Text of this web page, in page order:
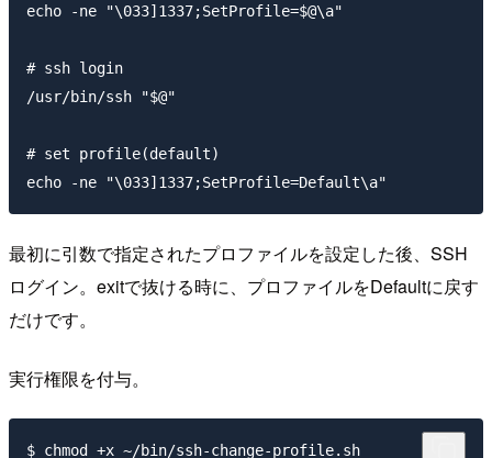
echo -ne "\033]1337;SetProfile=$@\a"
# ssh login
/usr/bin/ssh "$@"
# set profile(default)
echo -ne "\033]1337;SetProfile=Default\a"
最初に引数で指定されたプロファイルを設定した後、SSH
ログイン。exitで抜ける時に、プロファイルをDefaultに戻す
だけです。
実行権限を付与。